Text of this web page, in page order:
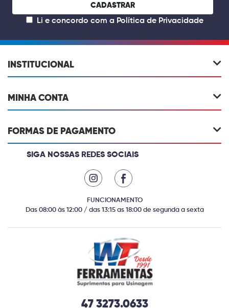
CADASTRAR
Li e concordo com a Política de Privacidade
INSTITUCIONAL
MINHA CONTA
FORMAS DE PAGAMENTO
SIGA NOSSAS REDES SOCIAIS
FUNCIONAMENTO
Das 08:00 às 12:00 / das 13:15 as 18:00 de segunda a sexta
47 3273.0633